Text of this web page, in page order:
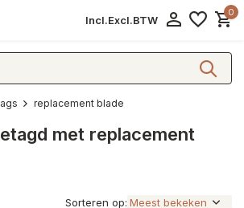
Incl.Excl.BTW
0
replacement blade
met replacement
Sorteren op: